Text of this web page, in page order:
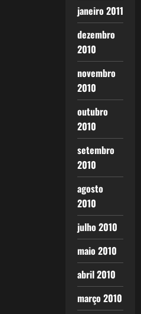
janeiro 2011
dezembro
2010
novembro
2010
outubro
2010
setembro
2010
agosto
2010
julho 2010
maio 2010
abril 2010
março 2010